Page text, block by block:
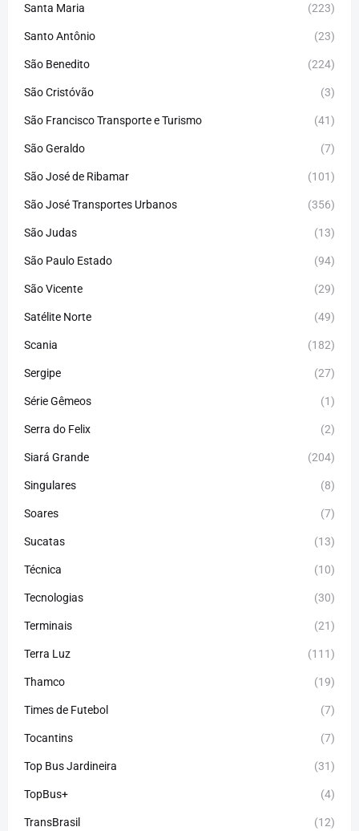
Santa Maria (223)
Santo Antônio (23)
São Benedito (224)
São Cristóvão (3)
São Francisco Transporte e Turismo (41)
São Geraldo (7)
São José de Ribamar (101)
São José Transportes Urbanos (356)
São Judas (13)
São Paulo Estado (94)
São Vicente (29)
Satélite Norte (49)
Scania (182)
Sergipe (27)
Série Gêmeos (1)
Serra do Felix (2)
Siará Grande (204)
Singulares (8)
Soares (7)
Sucatas (13)
Técnica (10)
Tecnologias (30)
Terminais (21)
Terra Luz (111)
Thamco (19)
Times de Futebol (7)
Tocantins (7)
Top Bus Jardineira (31)
TopBus+ (4)
TransBrasil (12)